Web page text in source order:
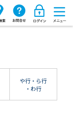
や行・ら行
・わ行